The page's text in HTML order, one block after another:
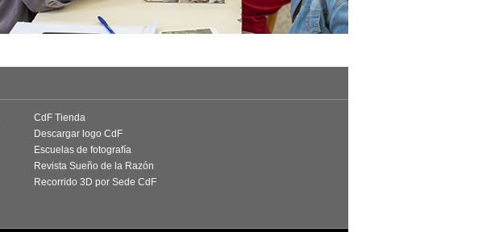
CdF Tienda
Descargar logo CdF
Escuelas de fotografía
Revista Sueño de la Razón
Recorrido 3D por Sede CdF